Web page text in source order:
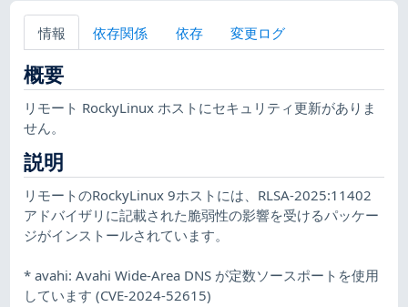
情報 依存関係 依存 変更ログ
概要
リモート RockyLinux ホストにセキュリティ更新がありま
せん。
説明
リモートのRockyLinux 9ホストには、RLSA-2025:11402
アドバイザリに記載された脆弱性の影響を受けるパッケー
ジがインストールされています。
* avahi: Avahi Wide-Area DNS が定数ソースポートを使用
しています (CVE-2024-52615)